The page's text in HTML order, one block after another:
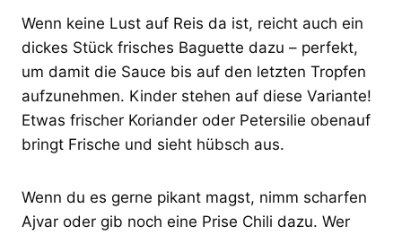
Wenn keine Lust auf Reis da ist, reicht auch ein
dickes Stück frisches Baguette dazu – perfekt,
um damit die Sauce bis auf den letzten Tropfen
aufzunehmen. Kinder stehen auf diese Variante!
Etwas frischer Koriander oder Petersilie obenauf
bringt Frische und sieht hübsch aus.
Wenn du es gerne pikant magst, nimm scharfen
Ajvar oder gib noch eine Prise Chili dazu. Wer